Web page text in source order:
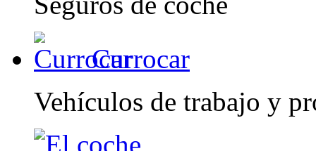
Currocar
Vehículos de trabajo y